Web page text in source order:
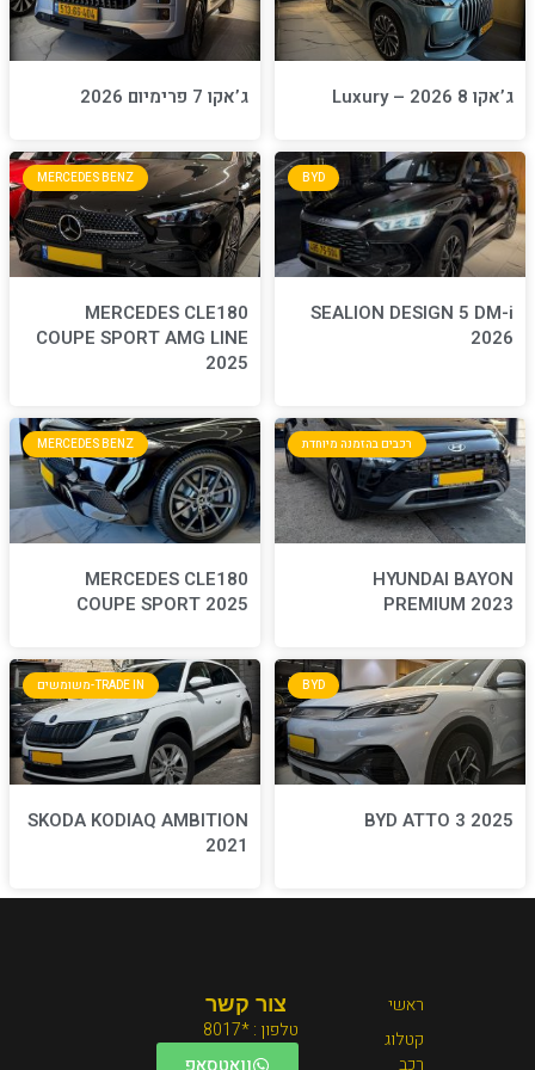
ג’אקו 7 פרימיום 2026
BYD
MERCEDES BENZ
MERCEDES CLE180
COUPE SPORT AMG LINE
MERCEDES BENZ
MERCEDES CLE180
COUPE SPORT 2025
BYD TRADE IN-משומשים
SKODA KODIAQ AMBITION
צור קשר